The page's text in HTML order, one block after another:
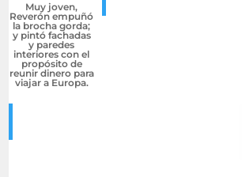
Muy joven,
Reverón empuñó
la brocha gorda;
y pintó fachadas
y paredes
interiores con el
propósito de
reunir dinero para
viajar a Europa.